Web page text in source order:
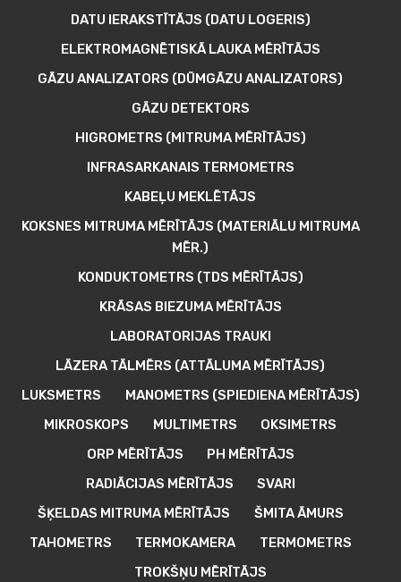
DATU IERAKSTĪTĀJS (DATU LOGERIS)
ELEKTROMAGNĒTISKĀ LAUKA MĒRĪTĀJS
GĀZU ANALIZATORS (DŪMGĀZU ANALIZATORS)
GĀZU DETEKTORS
HIGROMETRS (MITRUMA MĒRĪTĀJS)
INFRASARKANAIS TERMOMETRS
KABEĻU MEKLĒTĀJS
KOKSNES MITRUMA MĒRĪTĀJS (MATERIĀLU MITRUMA
MĒR.)
KONDUKTOMETRS (TDS MĒRĪTĀJS)
KRĀSAS BIEZUMA MĒRĪTĀJS
LABORATORIJAS TRAUKI
LĀZERA TĀLMĒRS (ATTĀLUMA MĒRĪTĀJS)
LUKSMETRS
MANOMETRS (SPIEDIENA MĒRĪTĀJS)
MIKROSKOPS
MULTIMETRS
OKSIMETRS
ORP MĒRĪTĀJS
PH MĒRĪTĀJS
RADIĀCIJAS MĒRĪTĀJS
SVARI
ŠĶELDAS MITRUMA MĒRĪTĀJS
ŠMITA ĀMURS
TAHOMETRS
TERMOKAMERA
TERMOMETRS
TROKŠŅU MĒRĪTĀJS